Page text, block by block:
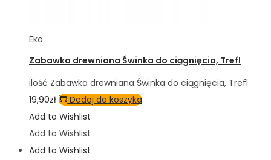
Eko
Zabawka drewniana Świnka do ciągnięcia, Trefl
ilość Zabawka drewniana Świnka do ciągnięcia, Trefl
19,90zł
Dodaj do koszyka
Add to Wishlist
Add to Wishlist
Add to Wishlist